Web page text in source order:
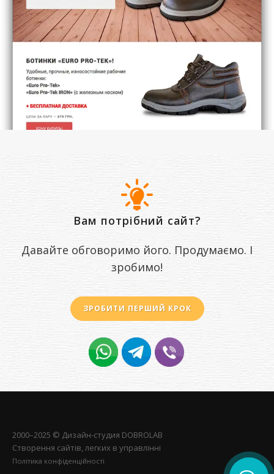
Вам потрібний сайт?
Давайте обговоримо його. Продумаємо. І
зробимо!
ЗРОБИТИ ПЕРШИЙ КРОК
2000–2025 © Дизайн-студия DOBROLAB
Створення сайтів, легких в управлінні
Політика конфіденційності